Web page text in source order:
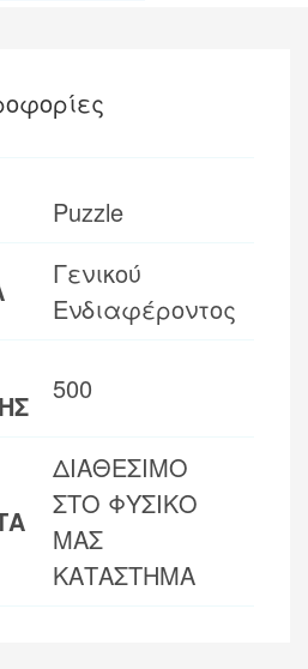
Puzzle
Γενικού
Ενδιαφέροντος
500
ΔΙΑΘΕΣΙΜΟ
ΣΤΟ ΦΥΣΙΚΟ
ΜΑΣ
ΚΑΤΑΣΤΗΜΑ